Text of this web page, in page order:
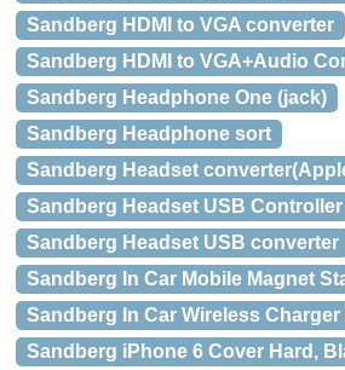
Sandberg HDMI to VGA converter
Sandberg HDMI to VGA+Audio
Sandberg Headphone One (jack)
Sandberg Headphone sort
Sandberg Headset
Sandberg Headset USB Controller
Sandberg Headset USB converter
Sandberg In Car Mobile Magnet
Sandberg In Car Wireless Charger
Sandberg iPhone 6 Cover Hard,